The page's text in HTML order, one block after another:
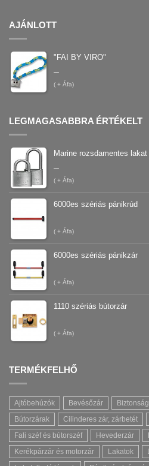
AJÁNLOTT
"FAI BY VIRO"
–
( + Áfa)
LEGMAGASABBRA ÉRTÉKELT
Marine rozsdamentes lakat
–
( + Áfa)
6000es szériás pánikrúd
( + Áfa)
6000es szériás pánikzár
( + Áfa)
1110 szériás bútorzár
( + Áfa)
TERMÉKFELHŐ
Ajtóbehúzók Bevésőzár
Bútorzárak
Cilinderes zár, zárbetét
Fali széf és bútorszéf
Hevederzár
Kerékpárzár és motorzár
Lakatok